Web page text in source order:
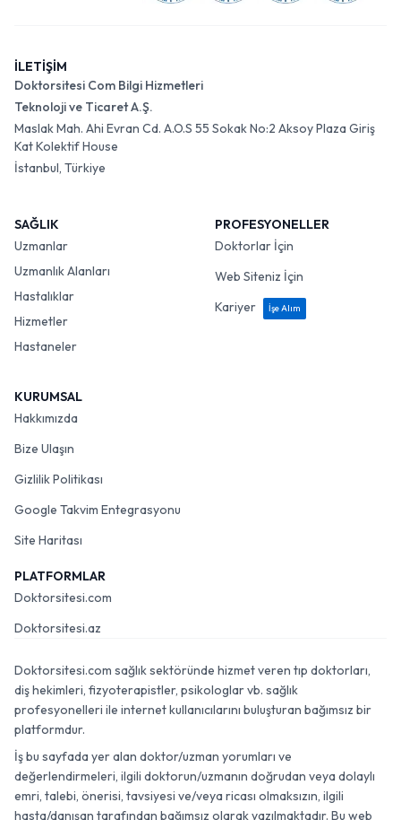
İLETİŞİM
Doktorsitesi Com Bilgi Hizmetleri
Teknoloji ve Ticaret A.Ş.
Maslak Mah. Ahi Evran Cd. A.O.S 55 Sokak No:2 Aksoy Plaza Giriş
Kat Kolektif House
İstanbul, Türkiye
SAĞLIK
Uzmanlar
Uzmanlık Alanları
Hastalıklar
Hizmetler
Hastaneler
PROFESYONELLER
Doktorlar İçin
Web Siteniz İçin
Kariyer
İşe Alım
KURUMSAL
Hakkımızda
Bize Ulaşın
Gizlilik Politikası
Google Takvim Entegrasyonu
Site Haritası
PLATFORMLAR
Doktorsitesi.com
Doktorsitesi.az
Doktorsitesi.com sağlık sektöründe hizmet veren tıp doktorları,
diş hekimleri, fizyoterapistler, psikologlar vb. sağlık
profesyonelleri ile internet kullanıcılarını buluşturan bağımsız bir
platformdur.
İş bu sayfada yer alan doktor/uzman yorumları ve
değerlendirmeleri, ilgili doktorun/uzmanın doğrudan veya dolaylı
emri, talebi, önerisi, tavsiyesi ve/veya ricası olmaksızın, ilgili
hasta/danışan tarafından bağımsız olarak yazılmaktadır. Bu web